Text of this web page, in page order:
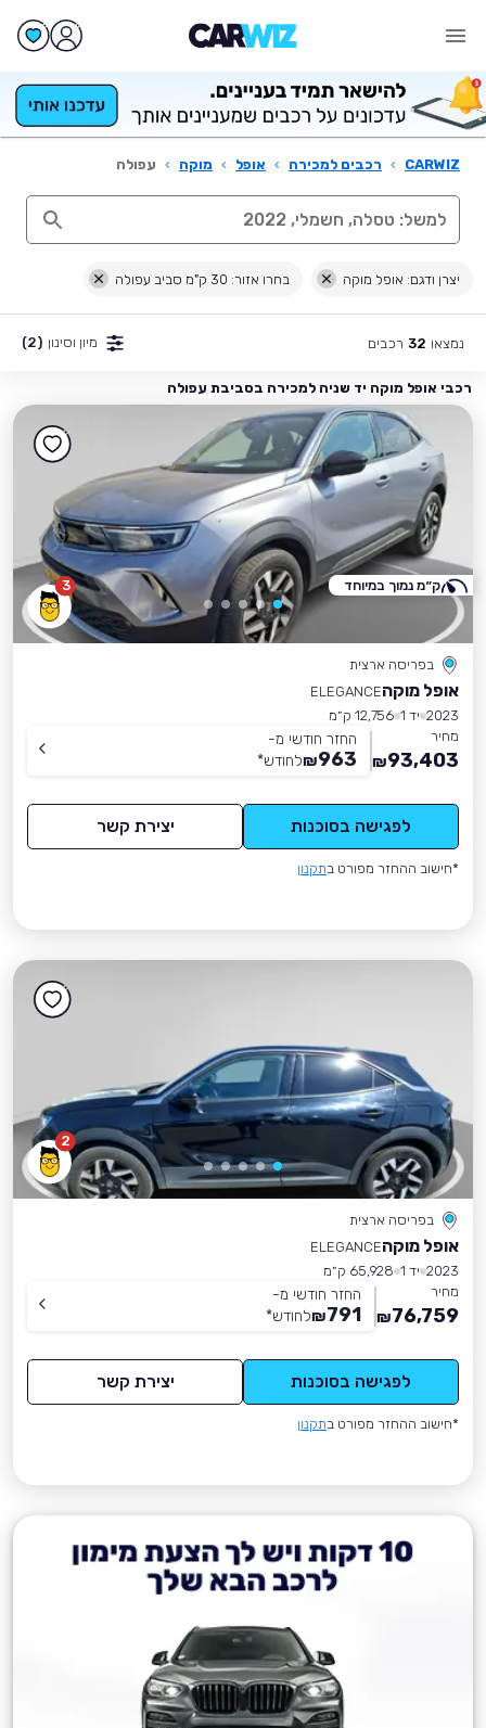
CARWIZ
› רכבים למכירה › אופל › מוקה › עפולה
יצרן ודגם: אופל מוקה בחרו אזור: 30 ק"מ סביב עפולה
נמצאו 32 רכבים מיון וסינון (2)
רכבי אופל מוקה יד שניה למכירה בסביבת עפולה
3
בפריסה ארצית
אופל מוקהELEGANCE
2023 יד 1
12,756 ק״מ
מחיר
93,403
₪
החזר חודשי מ-
963
₪לחודש*
לפגישה בסוכנות יצירת קשר
*חישוב ההחזר מפורט בתקנון
ק״מ נמוך במיוחד
2
בפריסה ארצית
אופל מוקהELEGANCE
2023 יד 1
65,928 ק״מ
מחיר
76,759
₪
החזר חודשי מ-
791
₪לחודש*
לפגישה בסוכנות יצירת קשר
*חישוב ההחזר מפורט בתקנון